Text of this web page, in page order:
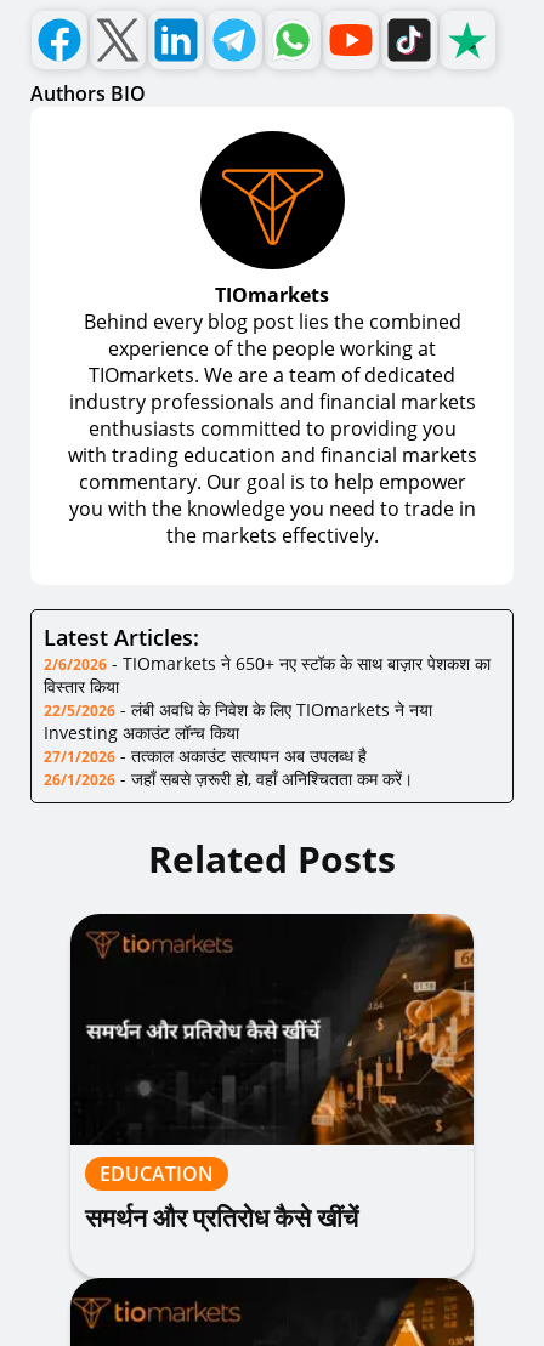
Authors BIO
TIOmarkets
Behind every blog post lies the combined
experience of the people working at
TIOmarkets. We are a team of dedicated
industry professionals and financial markets
enthusiasts committed to providing you
with trading education and financial markets
commentary. Our goal is to help empower
you with the knowledge you need to trade in
the markets effectively.
Latest Articles:
2/6/2026 - TIOmarkets ने 650+ नए स्टॉक के साथ बाज़ार पेशकश का
विस्तार किया
22/5/2026 - लंबी अवधि के निवेश के लिए TIOmarkets ने नया
Investing अकाउंट लॉन्च किया
27/1/2026 - तत्काल अकाउंट सत्यापन अब उपलब्ध है
26/1/2026 - जहाँ सबसे ज़रूरी हो, वहाँ अनिश्चितता कम करें।
Related Posts
EDUCATION
समर्थन और प्रतिरोध कैसे खींचें